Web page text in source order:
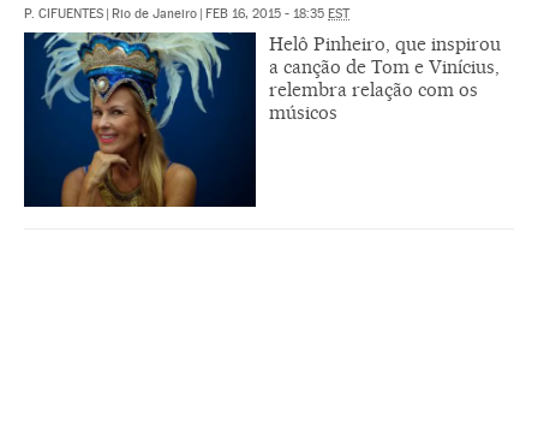
P. CIFUENTES | Rio de Janeiro | FEB 16, 2015 - 18:35 EST
Helô Pinheiro, que inspirou
a canção de Tom e Vinícius,
relembra relação com os
músicos